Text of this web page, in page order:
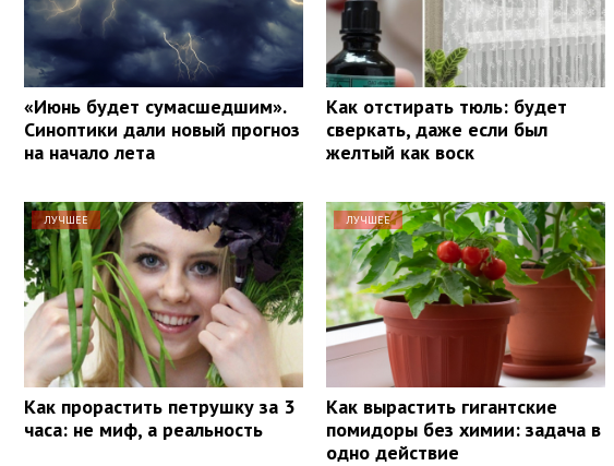
«Июнь будет сумасшедшим».
Синоптики дали новый прогноз
на начало лета
Как отстирать тюль: будет
сверкать, даже если был
желтый как воск
ЛУЧШЕЕ
Как прорастить петрушку за 3
часа: не миф, а реальность
ЛУЧШЕЕ
Как вырастить гигантские
помидоры без химии: задача в
одно действие